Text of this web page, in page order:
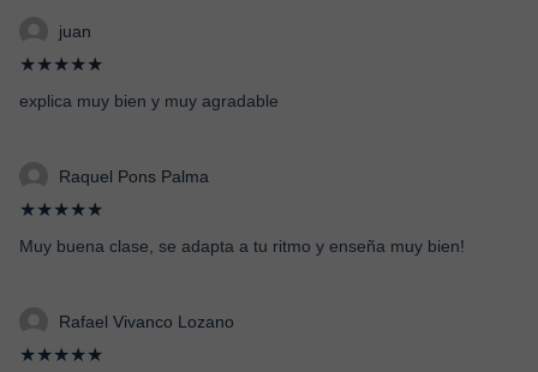
juan
★★★★★
explica muy bien y muy agradable
Raquel Pons Palma
★★★★★
Muy buena clase, se adapta a tu ritmo y enseña muy bien!
Rafael Vivanco Lozano
★★★★★